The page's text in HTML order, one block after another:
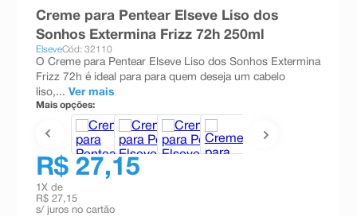
Creme para Pentear Elseve Liso dos
Sonhos Extermina Frizz 72h 250ml
ElseveCód: 32110
O Creme para Pentear Elseve Liso dos Sonhos Extermina
Frizz 72h é ideal para para quem deseja um cabelo
liso,... Ver mais
Mais opções:
R$ 27,15
1 X de
R$ 27,15
s/ juros no cartão